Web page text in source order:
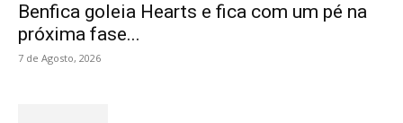
Benfica goleia Hearts e fica com um pé na
próxima fase...
7 de Agosto, 2026